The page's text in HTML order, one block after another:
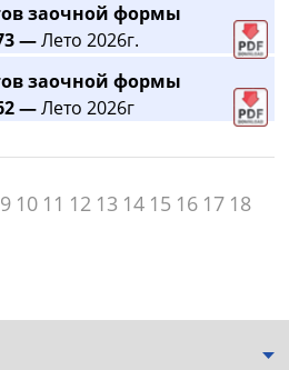
заочной формы
—Лето 2026г.
заочной формы
—Лето 2026г
9 10 11 12 13 14 15 16 17 18